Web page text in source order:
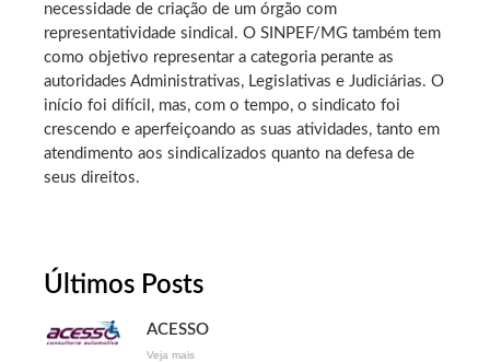
necessidade de criação de um órgão com
representatividade sindical. O SINPEF/MG também tem
como objetivo representar a categoria perante as
autoridades Administrativas, Legislativas e Judiciárias. O
início foi difícil, mas, com o tempo, o sindicato foi
crescendo e aperfeiçoando as suas atividades, tanto em
atendimento aos sindicalizados quanto na defesa de
seus direitos.
Últimos Posts
ACESSO
Veja mais